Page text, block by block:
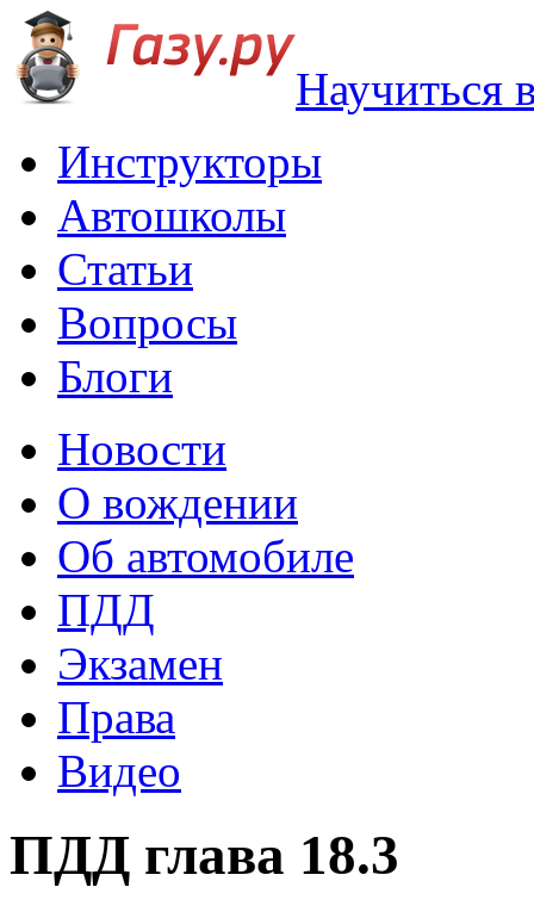
Научиться
Инструкторы
Автошколы
Статьи
Вопросы
Блоги
Новости
О вождении
Об автомобиле
ПДД
Экзамен
Права
Видео
ПДД глава 18.3